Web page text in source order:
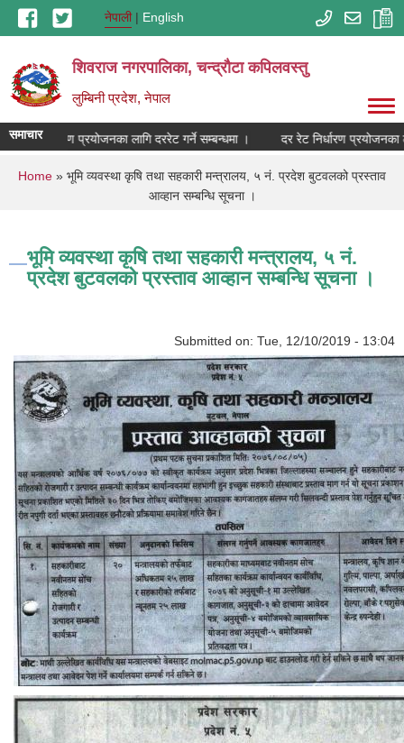
Skip to main contentनेपाली English
शिवराज नगरपालिका, चन्द्राैटा कपिलवस्तु
लुम्बिनी प्रदेश, नेपाल
समाचार
रेट निर्धारण प्रयोजनका लागि दररेट गर्ने सम्बन्धमा । दर रेट निर्धारण प्रयोजनका
You are here
Home » भूमि व्यवस्था कृषि तथा सहकारी मन्‍त्रालय, ५ नं. प्रदेश बुटवलको प्रस्ताव
आव्हान सम्बन्धि सूचना ।
भूमि व्यवस्था कृषि तथा सहकारी मन्‍त्रालय, ५ नं.
प्रदेश बुटवलको प्रस्ताव आव्हान सम्बन्धि सूचना ।
Submitted on: Tue, 12/10/2019 - 13:04